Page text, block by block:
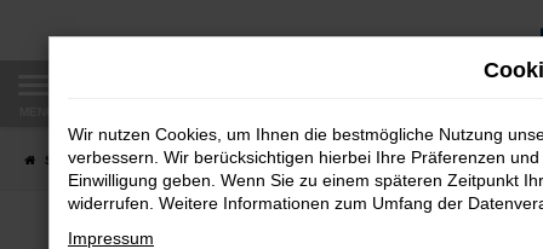
Zum
Startseite Fahrzeugangebote Autobörse
Wir nutzen Cookies, um Ihnen die bestmögliche Nutzung
verbessern. Wir berücksichtigen hierbei Ihre Präferenzen
Einwilligung geben. Wenn Sie zu einem späteren Zeitpunkt
widerrufen. Weitere Informationen zum Umfang der
Impressum